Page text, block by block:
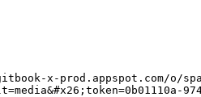
x-prod.appspot.com/o/